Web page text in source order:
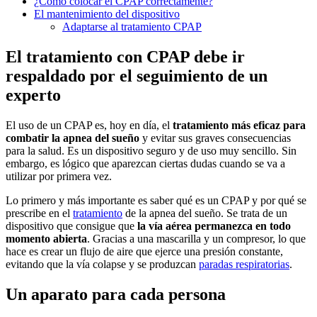
El mantenimiento del dispositivo
Adaptarse al tratamiento CPAP
El tratamiento con CPAP debe ir
respaldado por el seguimiento de un
experto
El uso de un CPAP es, hoy en día, el tratamiento más eficaz para
combatir la apnea del sueño y evitar sus graves consecuencias
para la salud. Es un dispositivo seguro y de uso muy sencillo. Sin
embargo, es lógico que aparezcan ciertas dudas cuando se va a
utilizar por primera vez.
Lo primero y más importante es saber qué es un CPAP y por qué se
prescribe en el tratamiento de la apnea del sueño. Se trata de un
dispositivo que consigue que la vía aérea permanezca en todo
momento abierta. Gracias a una mascarilla y un compresor, lo que
hace es crear un flujo de aire que ejerce una presión constante,
evitando que la vía colapse y se produzcan paradas respiratorias.
Un aparato para cada persona